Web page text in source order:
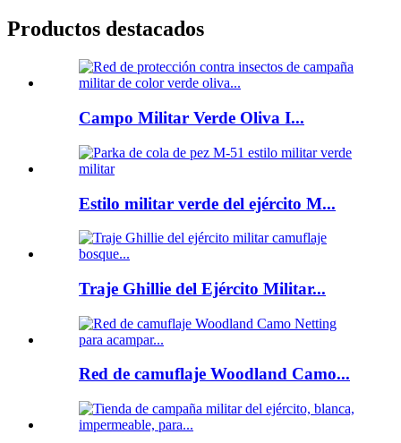
Productos destacados
Campo Militar Verde Oliva I...
Estilo militar verde del ejército M...
Traje Ghillie del Ejército Militar...
Red de camuflaje Woodland Camo...